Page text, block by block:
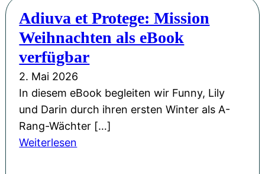
t
e
r
t
r
n
i
g
&
M
i
t
:
U
n
s
e
r
A
u
t
k
a
P
Adiuva et Protege: Mission
Weihnachten als eBook
verfügbar
2. Mai 2026
In diesem eBook begleiten wir Funny, Lily
und Darin durch ihren ersten Winter als A-
Rang-Wächter […]
Weiterlesen